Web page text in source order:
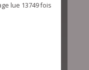
lue 13749 fois